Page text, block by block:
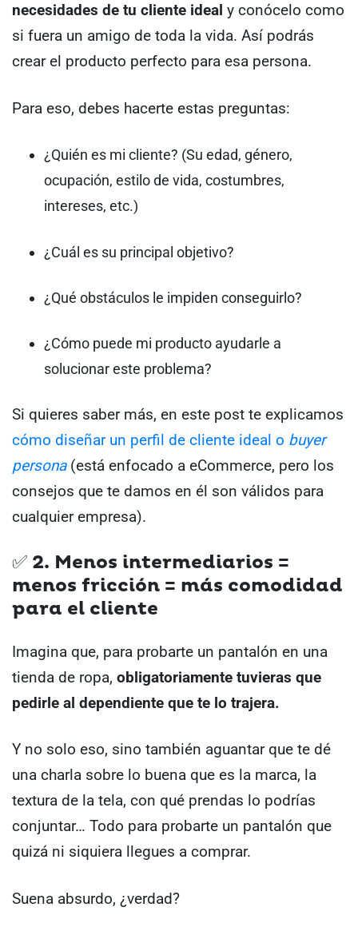
necesidades de tu cliente ideal y conócelo como
si fuera un amigo de toda la vida. Así podrás
crear el producto perfecto para esa persona.
Para eso, debes hacerte estas preguntas:
¿Quién es mi cliente? (Su edad, género,
ocupación, estilo de vida, costumbres,
intereses, etc.)
¿Cuál es su principal objetivo?
¿Qué obstáculos le impiden conseguirlo?
¿Cómo puede mi producto ayudarle a
solucionar este problema?
Si quieres saber más, en este post te explicamos
cómo diseñar un perfil de cliente ideal o buyer
persona(está enfocado a eCommerce, pero los
consejos que te damos en él son válidos para
cualquier empresa).
✅ 2. Menos intermediarios =
menos fricción = más comodidad
para el cliente
Imagina que, para probarte un pantalón en una
tienda de ropa, obligatoriamente tuvieras que
pedirle al dependiente que te lo trajera.
Y no solo eso, sino también aguantar que te dé
una charla sobre lo buena que es la marca, la
textura de la tela, con qué prendas lo podrías
conjuntar… Todo para probarte un pantalón que
quizá ni siquiera llegues a comprar.
Suena absurdo, ¿verdad?